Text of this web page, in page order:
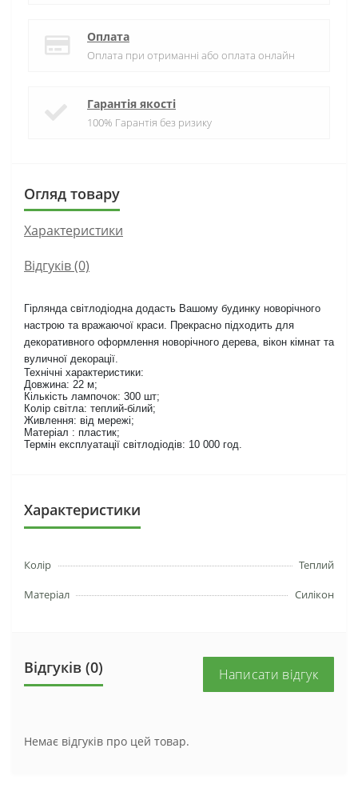
Оплата
Оплата при отриманні або оплата онлайн
Гарантія якості
100% Гарантія без ризику
Огляд товару
Характеристики
Відгуків (0)
Гірлянда світлодіодна додасть Вашому будинку новорічного
настрою та вражаючої краси. Прекрасно підходить для
декоративного оформлення новорічного дерева, вікон кімнат та
вуличної декорації.
Технічні характеристики:
Довжина: 22 м;
Кількість лампочок: 300 шт;
Колір світла: теплий-білий;
Живлення: від мережі;
Матеріал : пластик;
Термін експлуатації світлодіодів: 10 000 год.
Характеристики
Колір Теплий
Матеріал Силікон
Відгуків (0) Написати відгук
Немає відгуків про цей товар.